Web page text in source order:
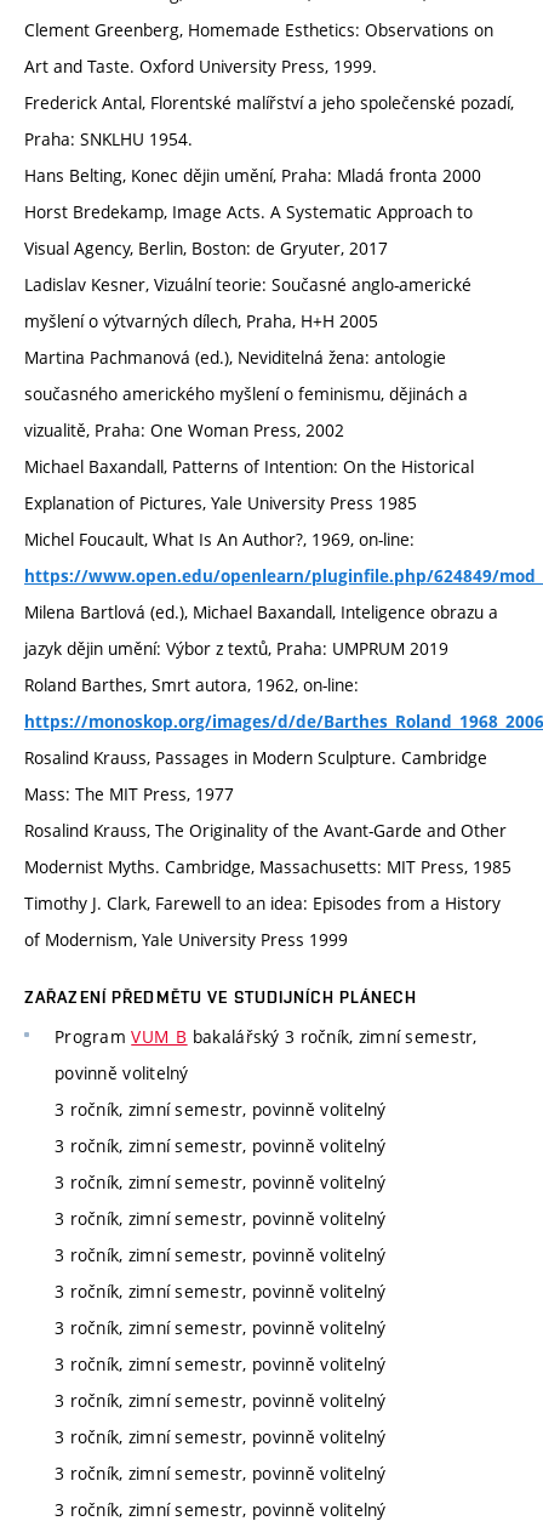
Clement Greenberg, Homemade Esthetics: Observations on
Art and Taste. Oxford University Press, 1999.
Frederick Antal, Florentské malířství a jeho společenské pozadí,
Praha: SNKLHU 1954.
Hans Belting, Konec dějin umění, Praha: Mladá fronta 2000
Horst Bredekamp, Image Acts. A Systematic Approach to
Visual Agency, Berlin, Boston: de Gryuter, 2017
Ladislav Kesner, Vizuální teorie: Současné anglo-americké
myšlení o výtvarných dílech, Praha, H+H 2005
Martina Pachmanová (ed.), Neviditelná žena: antologie
současného amerického myšlení o feminismu, dějinách a
vizualitě, Praha: One Woman Press, 2002
Michael Baxandall, Patterns of Intention: On the Historical
Explanation of Pictures, Yale University Press 1985
Michel Foucault, What Is An Author?, 1969, on-line:
https://www.open.edu/openlearn/pluginfile.php/624849/
Milena Bartlová (ed.), Michael Baxandall, Inteligence obrazu a
jazyk dějin umění: Výbor z textů, Praha: UMPRUM 2019
Roland Barthes, Smrt autora, 1962, on-line:
https://monoskop.org/images/d/de/
Rosalind Krauss, Passages in Modern Sculpture. Cambridge
Mass: The MIT Press, 1977
Rosalind Krauss, The Originality of the Avant-Garde and Other
Modernist Myths. Cambridge, Massachusetts: MIT Press, 1985
Timothy J. Clark, Farewell to an idea: Episodes from a History
of Modernism, Yale University Press 1999
ZAŘAZENÍ PŘEDMĚTU VE STUDIJNÍCH PLÁNECH
ProgramVUM_B bakalářský 3 ročník, zimní semestr,
povinně volitelný
3 ročník, zimní semestr, povinně volitelný
3 ročník, zimní semestr, povinně volitelný
3 ročník, zimní semestr, povinně volitelný
3 ročník, zimní semestr, povinně volitelný
3 ročník, zimní semestr, povinně volitelný
3 ročník, zimní semestr, povinně volitelný
3 ročník, zimní semestr, povinně volitelný
3 ročník, zimní semestr, povinně volitelný
3 ročník, zimní semestr, povinně volitelný
3 ročník, zimní semestr, povinně volitelný
3 ročník, zimní semestr, povinně volitelný
3 ročník, zimní semestr, povinně volitelný